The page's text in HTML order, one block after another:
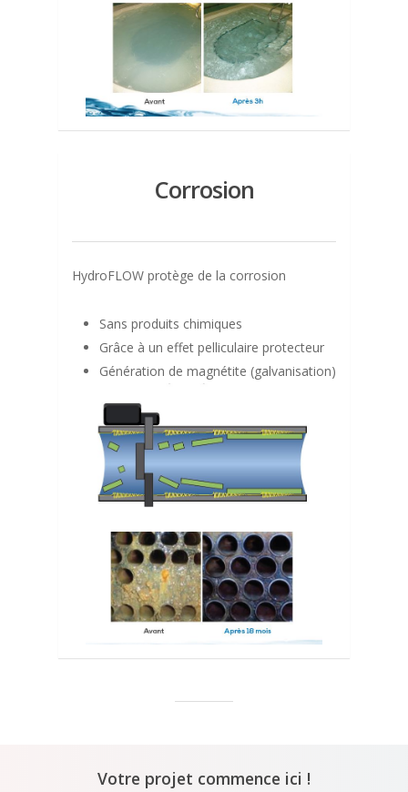
Corrosion
HydroFLOW protège de la corrosion
Sans produits chimiques
Grâce à un effet pelliculaire protecteur
Génération de magnétite (galvanisation)
Votre projet commence ici !